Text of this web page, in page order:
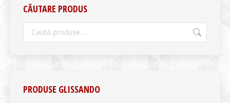
CĂUTARE PRODUS
PRODUSE GLISSANDO